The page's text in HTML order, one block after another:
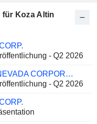
Koza Altin
- Q2 2026
FRANCO-NEVADA CORPORATION
- Q2 2026